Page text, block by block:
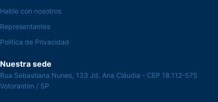
Hable con nosotros
Representantes
Política de Privacidad
Nuestra sede
Rua Sebastiana Nunes, 133 Jd. Ana Cláudia - CEP 18.112-575
Votorantim / SP